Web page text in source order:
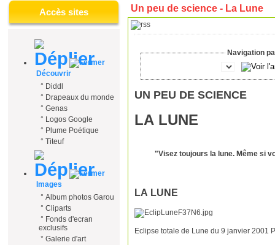
Accès sites
Découvrir
° Diddl
° Drapeaux du monde
° Genas
° Logos Google
° Plume Poétique
° Titeuf
Images
° Album photos Garou
° Cliparts
° Fonds d'ecran
exclusifs
° Galerie d'art
Un peu de science - La Lune
Navigation
UN PEU DE SCIENCE
LA LUNE
"Visez toujours la lune. Même si
LA LUNE
Eclipse totale de Lune du 9 janvier 2001